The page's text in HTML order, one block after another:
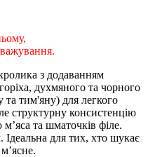
з додаванням
духмяного та чорного
та тим'яну) для легкого
структурну консистенцію
та шматочків філе.
Ідеальна для тих, хто шукає